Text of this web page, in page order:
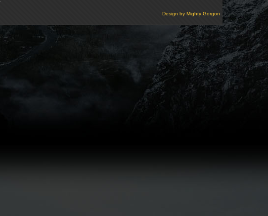
Design by Mighty Gorgon